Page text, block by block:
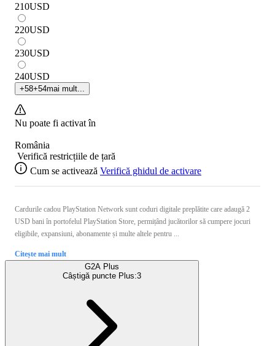
210USD
220USD
230USD
240USD
+58+54mai mult...
Nu poate fi activat în
România
Verifică restricțiile de țară
Cum se activează Verifică ghidul de activare
Cardurile cadou PlayStation Network sunt coduri digitale preplătite care adaugă 2
USD bani în portofelul PlayStation Store, permițând jucătorilor să cumpere jocuri
eligibile, expansiuni, abonamente și multe altele pentru ...
Citește mai mult
G2A Plus
Câștigă puncte Plus:3